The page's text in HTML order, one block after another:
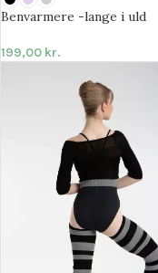
Benvarmere -lange i uld
199,00 kr.